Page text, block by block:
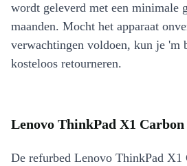
wordt geleverd met een minimale
maanden. Mocht het apparaat
verwachtingen voldoen, kun je 'm
kosteloos retourneren.
Lenovo ThinkPad X1
De refurbed Lenovo ThinkPad X1